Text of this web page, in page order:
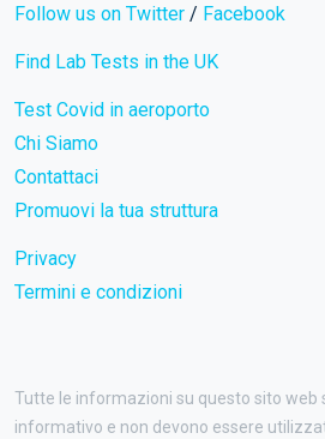
Follow us on Twitter / Facebook
Find Lab Tests in the UK
Test Covid in aeroporto
Chi Siamo
Contattaci
Promuovi la tua struttura
Privacy
Termini e condizioni
Tutte le informazioni su questo sito web
informativo e non devono essere